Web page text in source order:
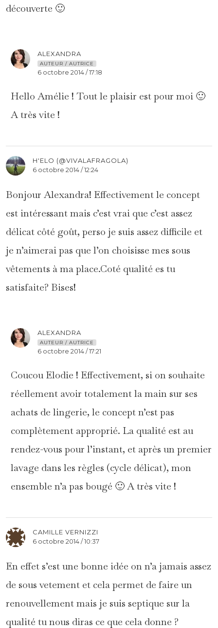
découverte 🙂
ALEXANDRA
AUTEUR / AUTRICE
6 octobre 2014 / 17:18
Hello Amélie ! Tout le plaisir est pour moi 🙂
A très vite !
H'ELO (@VIVALAFRAGOLA)
6 octobre 2014 / 12:24
Bonjour Alexandra! Effectivement le concept
est intéressant mais c’est vrai que c’est assez
délicat côté goût, perso je suis assez difficile et
je n’aimerai pas que l’on choisisse mes sous
vêtements à ma place.Coté qualité es tu
satisfaite? Bises!
ALEXANDRA
AUTEUR / AUTRICE
6 octobre 2014 / 17:21
Coucou Elodie ! Effectivement, si on souhaite
réellement avoir totalement la main sur ses
achats de lingerie, le concept n’est pas
complètement approprié. La qualité est au
rendez-vous pour l’instant, et après un premier
lavage dans les règles (cycle délicat), mon
ensemble n’a pas bougé 🙂 A très vite !
CAMILLE VERNIZZI
6 octobre 2014 / 10:37
En effet s’est une bonne idée on n’a jamais assez
de sous vetement et cela permet de faire un
renouvellement mais je suis septique sur la
qualité tu nous diras ce que cela donne ?